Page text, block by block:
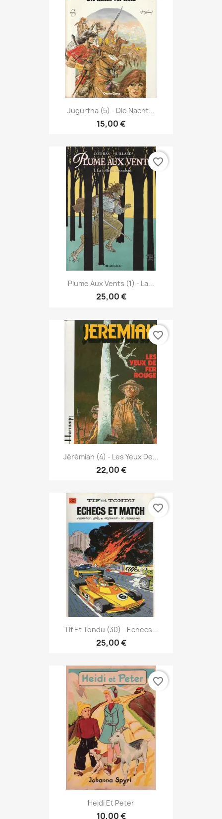
Jugurtha (5) - Die Nacht...
15,00 €
Plume Aux Vents (1) - La...
25,00 €
favorite_border
Jérémiah (4) - Les Yeux De...
22,00 €
favorite_border
Tif Et Tondu (30) - Echecs...
25,00 €
favorite_border
Heidi Et Peter
10,00 €
favorite_border